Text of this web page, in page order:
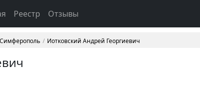
Реестр Отзывы
Симферополь Иотковский Андрей Георгиевич